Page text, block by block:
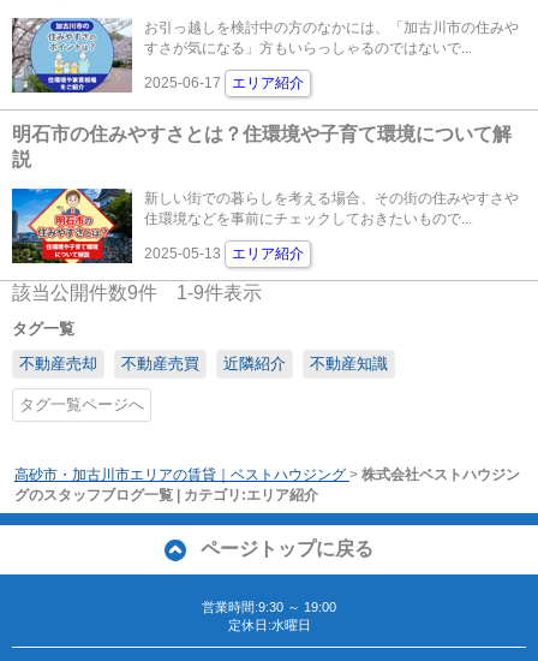
お引っ越しを検討中の方のなかには、「加古川市の住みや
すさが気になる」方もいらっしゃるのではないで...
2025-06-17 エリア紹介
明石市の住みやすさとは？住環境や子育て環境について解
説
新しい街での暮らしを考える場合、その街の住みやすさや
住環境などを事前にチェックしておきたいもので...
2025-05-13 エリア紹介
該当公開件数9件 1-9件表示
タグ一覧
不動産売却
不動産売買 近隣紹介 不動産知識
タグ一覧ページへ
高砂市・加古川市エリアの賃貸｜ベストハウジング > 株式会社ベストハウジン
グのスタッフブログ一覧 | カテゴリ:エリア紹介
ページトップに戻る
営業時間:9:30 ～ 19:00
定休日:水曜日